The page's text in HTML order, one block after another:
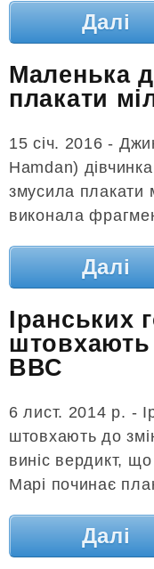
Далі
Маленька
плакати
15 січ. 2016 -
Hamdan)
змусила
виконала
Далі
Іранських
штовхають
ВВС
6 лист. 2014 р. -
штовхають до
виніс вердикт,
Марі починає
Далі